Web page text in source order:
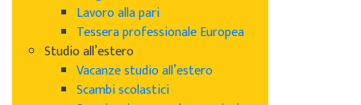
Lavoro alla pari
Tessera professionale Europea
Studio all’estero
Vacanze studio all’estero
Scambi scolastici